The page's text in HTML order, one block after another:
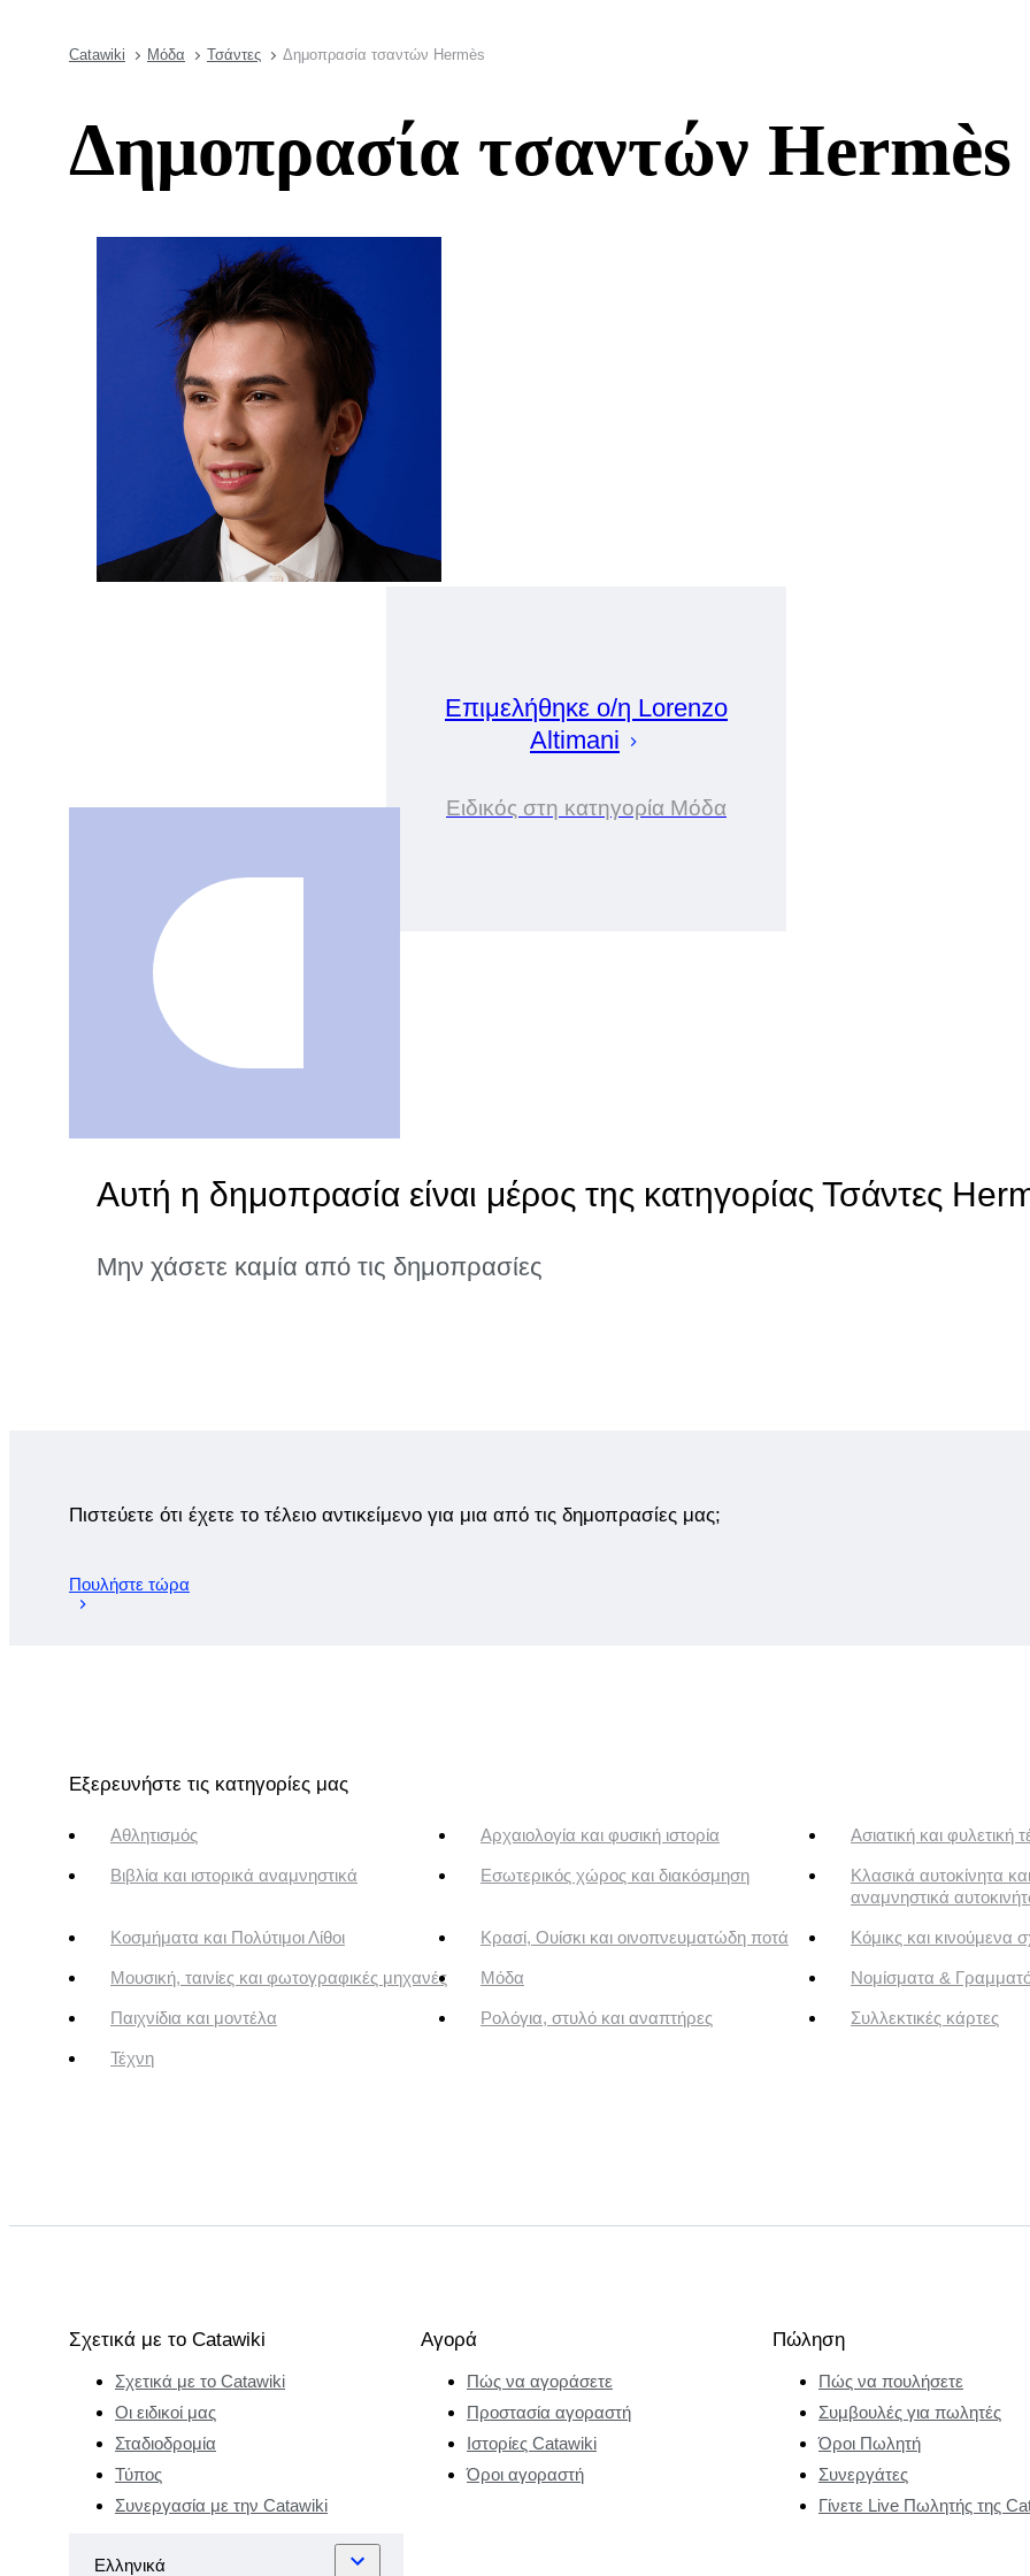
Catawiki Μόδα Τσάντες Δημοπρασία τσαντών Hermès
Δημοπρασία τσαντών Hermès
Επιμελήθηκε ο/η Lorenzo
Altimani
Ειδικός στη κατηγορία Μόδα
Αυτή η δημοπρασία είναι μέρος της κατηγορίας Τσάντες
Μην χάσετε καμία από τις δημοπρασίες
Πιστεύετε ότι έχετε το τέλειο αντικείμενο για μια από τις δημοπρασίες μας;
Πουλήστε τώρα
Εξερευνήστε τις κατηγορίες μας
Αθλητισμός Αρχαιολογία και φυσική ιστορία Ασιατική και φυλετική
Βιβλία και ιστορικά αναμνηστικά Εσωτερικός χώρος και διακόσμηση
Κλασικά αυτοκίνητα
αναμνηστικά
Κοσμήματα και Πολύτιμοι Λίθοι Κρασί, Ουίσκι και οινοπνευματώδη ποτά Κόμικς και κινούμενα
Μουσική, ταινίες και φωτογραφικές μηχανές Μόδα Νομίσματα &
Παιχνίδια και μοντέλα Ρολόγια, στυλό και αναπτήρες Συλλεκτικές κάρτες
Τέχνη
Σχετικά με το Catawiki
Σχετικά με το Catawiki
Οι ειδικοί μας
Σταδιοδρομία
Τύπος
Συνεργασία με την Catawiki
Αγορά
Πώς να αγοράσετε
Προστασία αγοραστή
Ιστορίες Catawiki
Όροι αγοραστή
Πώληση
Πώς να πουλήσετε
Συμβουλές για πωλητές
Όροι Πωλητή
Συνεργάτες
Γίνετε Live Πωλητής της